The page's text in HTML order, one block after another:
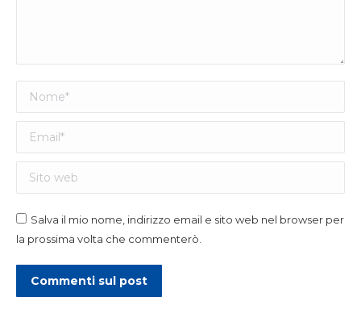
Nome *
Email *
Sito web
Salva il mio nome, indirizzo email e sito web nel browser per
la prossima volta che commenterò.
Commenti sul post